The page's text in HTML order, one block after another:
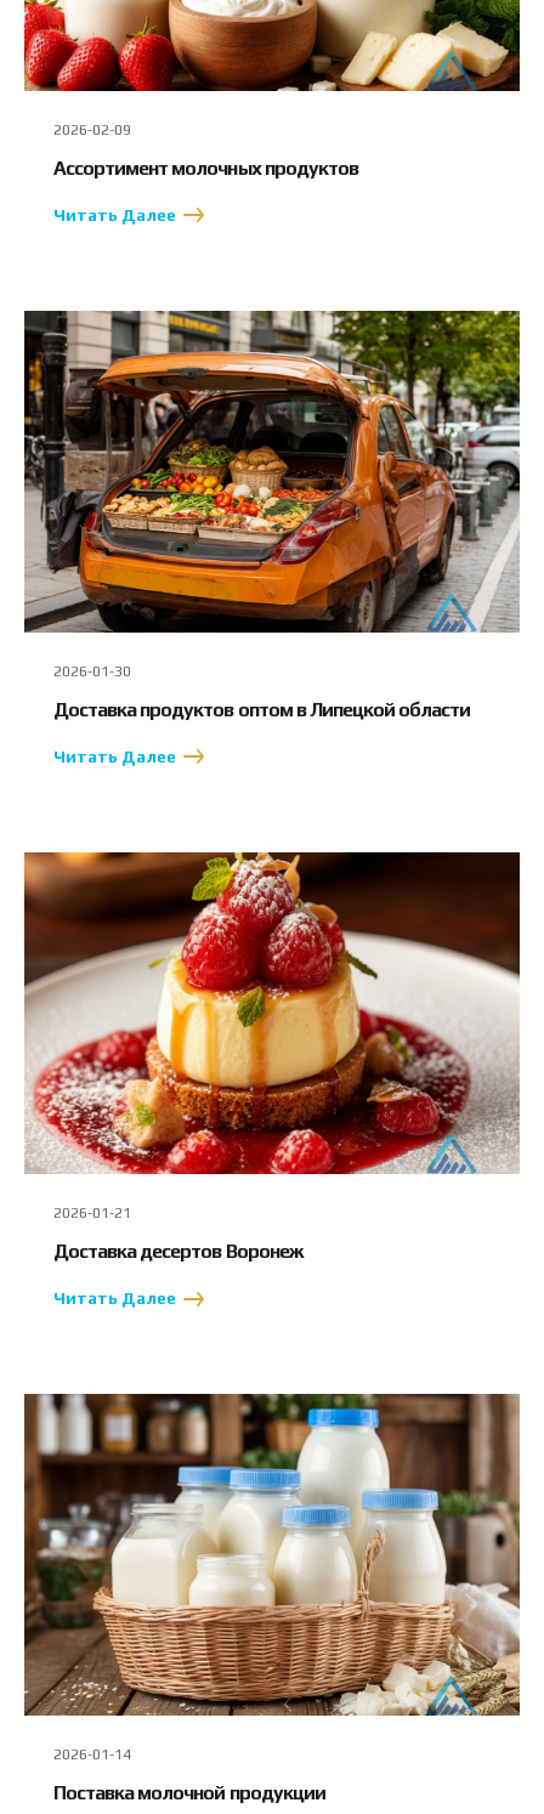
2026-02-09
Ассортимент молочных продуктов
Читать Далее
2026-01-30
Доставка продуктов оптом в Липецкой области
Читать Далее
2026-01-21
Доставка десертов Воронеж
Читать Далее
2026-01-14
Поставка молочной продукции